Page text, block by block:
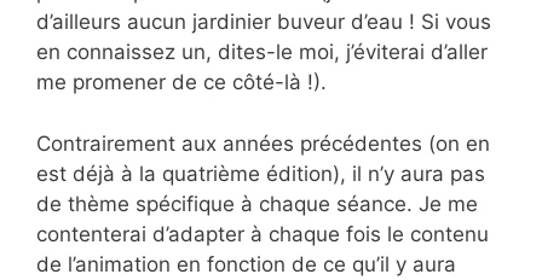
d’ailleurs aucun jardinier buveur d’eau ! Si vous
en connaissez un, dites-le moi, j’éviterai d’aller
me promener de ce côté-là !).
Contrairement aux années précédentes (on en
est déjà à la quatrième édition), il n’y aura pas
de thème spécifique à chaque séance. Je me
contenterai d’adapter à chaque fois le contenu
de l’animation en fonction de ce qu’il y aura